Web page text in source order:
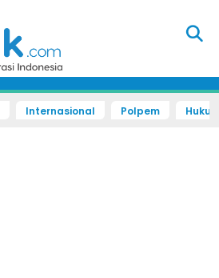
Internasional Polpem